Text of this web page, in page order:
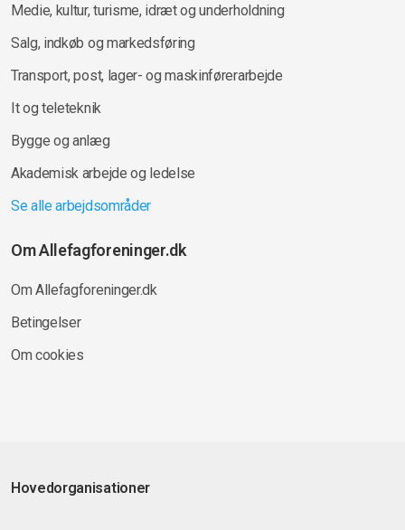
Medie, kultur, turisme, idræt og underholdning
Salg, indkøb og markedsføring
Transport, post, lager- og maskinførerarbejde
It og teleteknik
Bygge og anlæg
Akademisk arbejde og ledelse
Se alle arbejdsområder
Om Allefagforeninger.dk
Om Allefagforeninger.dk
Betingelser
Om cookies
Hovedorganisationer